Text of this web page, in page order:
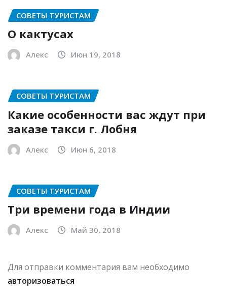
СОВЕТЫ ТУРИСТАМ
О кактусах
Алекс Июн 19, 2018
СОВЕТЫ ТУРИСТАМ
Какие особенности вас ждут при
заказе такси г. Лобня
Алекс Июн 6, 2018
СОВЕТЫ ТУРИСТАМ
Три времени года в Индии
Алекс Май 30, 2018
Для отправки комментария вам необходимо
авторизоваться